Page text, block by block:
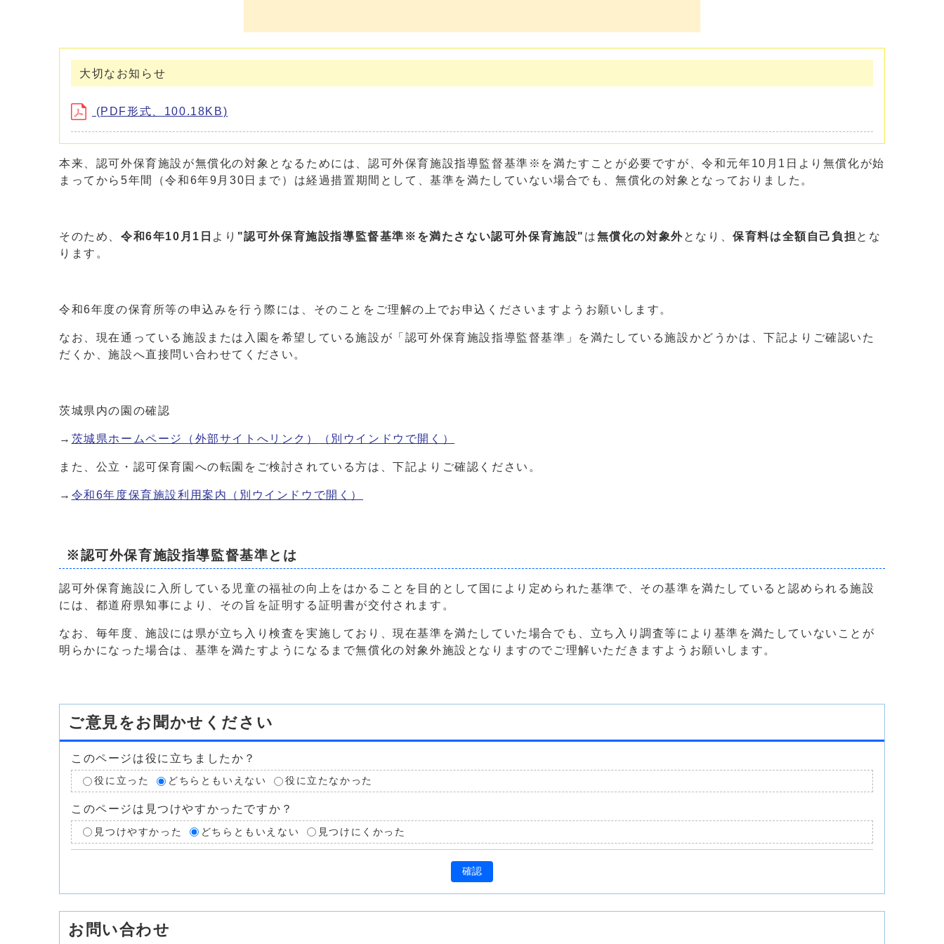
大切なお知らせ
(PDF形式、100.18KB)
本来、認可外保育施設が無償化の対象となるためには、認可外保育施設指導監督基準※を満たすことが必要ですが、令和元年10月1日より無償化が始
まってから5年間（令和6年9月30日まで）は経過措置期間として、基準を満たしていない場合でも、無償化の対象となっておりました。
そのため、 令和6年10月1日 より "認可外保育施設指導監督基準※を満たさない認可外保育施設" は無償化の対象外となり、保育料は全額自己負担 とな
ります。
令和6年度の保育所等の申込みを行う際には、そのことをご理解の上でお申込くださいますようお願いします。
なお、現在通っている施設または入園を希望している施設が「認可外保育施設指導監督基準」を満たしている施設かどうかは、下記よりご確認いた
だくか、施設へ直接問い合わせてください。
茨城県内の園の確認
→ 茨城県ホームページ（外部サイトへリンク） （別ウインドウで開く）
また、公立・認可保育園への転園をご検討されている方は、下記よりご確認ください。
→ 令和6年度保育施設利用案内 （別ウインドウで開く）
※認可外保育施設指導監督基準とは
認可外保育施設に入所している児童の福祉の向上をはかることを目的として国により定められた基準で、その基準を満たしていると認められる施設
には、都道府県知事により、その旨を証明する証明書が交付されます。
なお、毎年度、施設には県が立ち入り検査を実施しており、現在基準を満たしていた場合でも、立ち入り調査等により基準を満たしていないことが
明らかになった場合は、基準を満たすようになるまで無償化の対象外施設となりますのでご理解いただきますようお願いします。
ご意見をお聞かせください
このページは役に立ちましたか？
役に立った どちらともいえない 役に立たなかった
このページは見つけやすかったですか？
見つけやすかった どちらともいえない 見つけにくかった
確認
お問い合わせ